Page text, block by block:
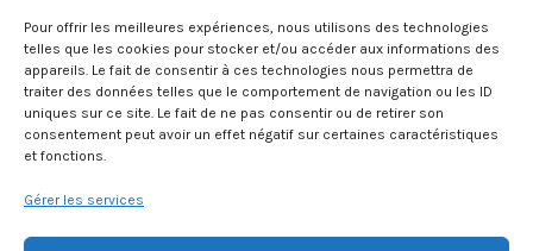
Pour offrir les meilleures expériences, nous utilisons des technologies
telles que les cookies pour stocker et/ou accéder aux informations des
appareils. Le fait de consentir à ces technologies nous permettra de
traiter des données telles que le comportement de navigation ou les ID
uniques sur ce site. Le fait de ne pas consentir ou de retirer son
consentement peut avoir un effet négatif sur certaines caractéristiques
et fonctions.
Gérer les services
La Maison des Jeunes et de la Culture Jacques
Prévert est une association enregistrée le 09
décembre 1959 auprès de la Préfecture des Bouches
du Rhône.
Provence.